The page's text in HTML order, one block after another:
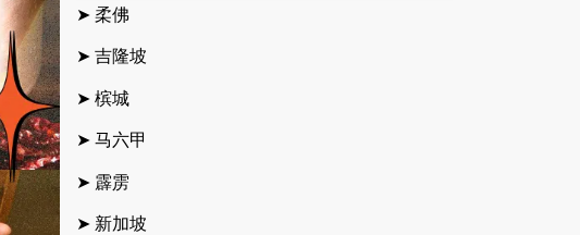
➤ 柔佛
➤ 吉隆坡
➤ 槟城
➤ 马六甲
➤ 霹雳
➤ 新加坡